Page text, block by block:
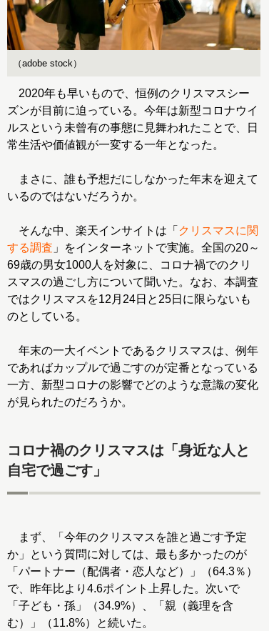
（adobe stock）
2020年も早いもので、恒例のクリスマスシー
ズンが目前に迫っている。今年は新型コロナウイ
ルスという未曾有の事態に見舞われたことで、日
常生活や価値観が一変する一年となった。
まさに、誰も予想だにしなかった年末を迎えて
いるのではないだろうか。
そんな中、楽天インサイトは「 クリスマスに関
する調査 」をインターネットで実施。全国の20～
69歳の男女1000人を対象に、コロナ禍でのクリ
スマスの過ごし方について聞いた。なお、本調査
ではクリスマスを12月24日と25日に限らないも
のとしている。
年末の一大イベントであるクリスマスは、例年
であればカップルで過ごすのが定番となっている
一方、新型コロナの影響でどのような意識の変化
が見られたのだろうか。
コロナ禍のクリスマスは「身近な人と
自宅で過ごす」
まず、「今年のクリスマスを誰と過ごす予定
か」という質問に対しては、最も多かったのが
「パートナー（配偶者・恋人など）」（64.3％）
で、昨年比より4.6ポイント上昇した。次いで
「子ども・孫」（34.9%）、「親（義理を含
む）」（11.8%）と続いた。